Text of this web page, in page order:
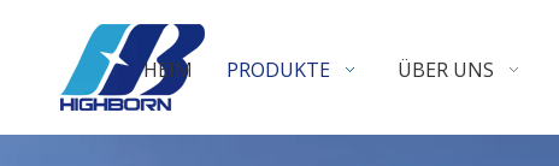
HEIM PRODUKTE ÜBER UNS